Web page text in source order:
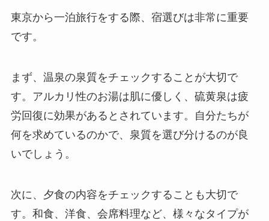
東京から一泊旅行をする際、宿選びは非常に重要
です。
まず、温泉の泉質をチェックすることが大切で
す。アルカリ性のお湯は肌に優しく、硫黄泉は疲
労回復に効果があるとされています。自分たちが
何を求めているのかで、泉質を選び分けるのが良
いでしょう。
次に、夕食の内容をチェックすることも大切で
す。和食、洋食、会席料理など、様々なタイプが